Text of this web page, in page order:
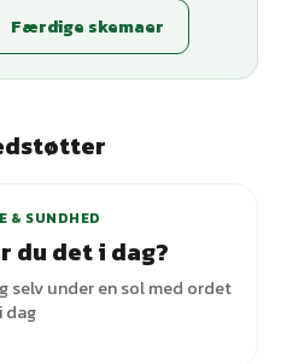
Færdige skemaer
& SUNDHED
du det i dag?
selv under en sol med ordet
i dag